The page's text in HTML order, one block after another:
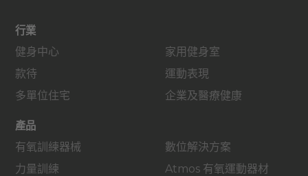
行業
健身中心
款待
多單位住宅
家用健身室
運動表現
企業及醫療健康
產品
有氧訓練器械
力量訓練
數位解決方案
Atmos 有氧運動器材